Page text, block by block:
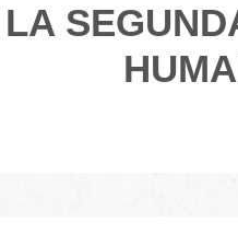
LA